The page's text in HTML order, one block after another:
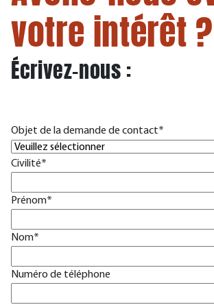
votre intérêt ?
Écrivez-nous :
Objet de la demande de contact*
Civilité*
Prénom*
Nom*
Numéro de téléphone